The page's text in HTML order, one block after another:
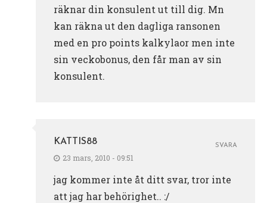
räknar din konsulent ut till dig. Mn
kan räkna ut den dagliga ransonen
med en pro points kalkylaor men inte
sin veckobonus, den får man av sin
konsulent.
KATTIS88
23 mars, 2010 - 09:51
jag kommer inte åt ditt svar, tror inte
att jag har behörighet.. :/
SVARA